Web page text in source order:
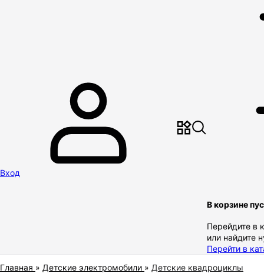
Вход
В корзине
Перейдите в
или найдите
Перейти в
Главная » Детские электромобили » Детские квадроциклы